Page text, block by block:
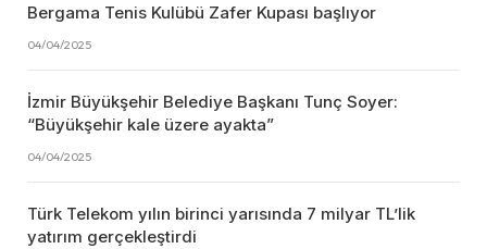
Bergama Tenis Kulübü Zafer Kupası başlıyor
04/04/2025
İzmir Büyükşehir Belediye Başkanı Tunç Soyer:
“Büyükşehir kale üzere ayakta”
04/04/2025
Türk Telekom yılın birinci yarısında 7 milyar TL’lik
yatırım gerçekleştirdi